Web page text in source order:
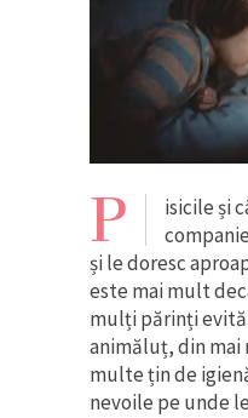
P
isicile și
și le doresc
este mai mult
mulți părinți evită
animăluț, din mai
multe țin de
nevoile pe unde